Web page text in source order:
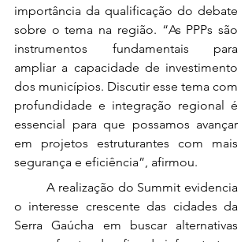
importância da qualificação do debate
sobre o tema na região. “As PPPs são
instrumentos fundamentais para
ampliar a capacidade de investimento
dos municípios. Discutir esse tema com
profundidade e integração regional é
essencial para que possamos avançar
em projetos estruturantes com mais
segurança e eficiência”, afirmou.
o interesse crescente das cidades da
Serra Gaúcha em buscar alternativas